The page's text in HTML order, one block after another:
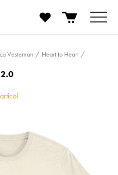
Vesteman Heart to Heart